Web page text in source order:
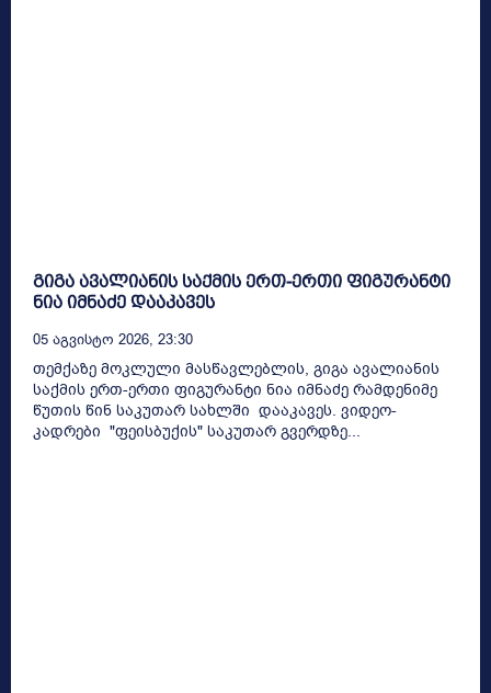
გიგა ავალიანის საქმის ერთ-ერთი ფიგურანტი
ნია იმნაძე დააკავეს
05 Აგვისტო 2026, 23:30
თემქაზე მოკლული მასწავლებლის, გიგა ავალიანის
საქმის ერთ-ერთი ფიგურანტი ნია იმნაძე რამდენიმე
წუთის წინ საკუთარ სახლში დააკავეს. ვიდეო-
კადრები "ფეისბუქის" საკუთარ გვერდზე...